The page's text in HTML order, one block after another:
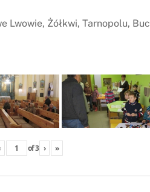
Żółkwi, Tarnopolu,
of3 › »